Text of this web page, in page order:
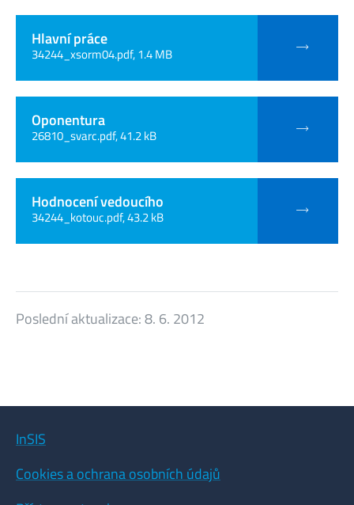
Hlavní práce
34244_xsorm04.pdf, 1.4 MB
Oponentura
26810_svarc.pdf, 41.2 kB
Hodnocení vedoucího
34244_kotouc.pdf, 43.2 kB
Poslední aktualizace:8. 6. 2012
InSIS
Cookies a ochrana osobních údajů